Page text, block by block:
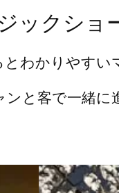
ックショ
わかりやすい
と客で一緒に